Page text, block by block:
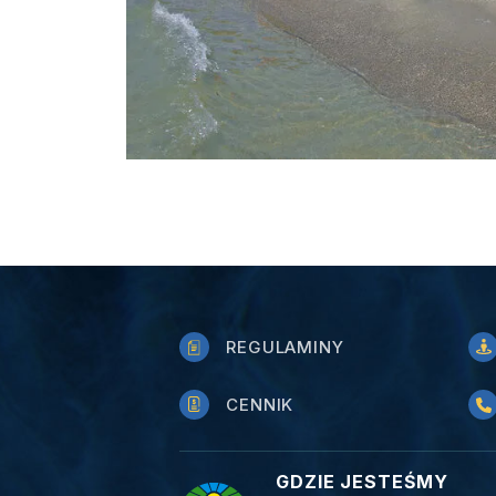
REGULAMINY
CENNIK
GDZIE JESTEŚMY